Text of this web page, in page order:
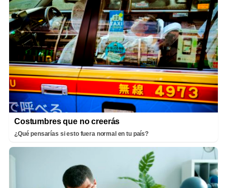
Costumbres que no creerás
¿Qué pensarías si esto fuera normal en tu país?